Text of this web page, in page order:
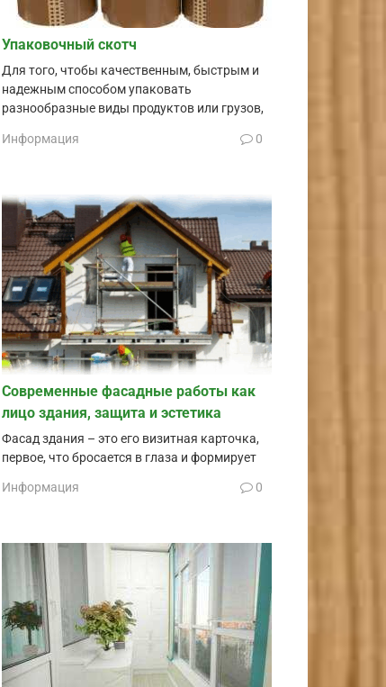
Упаковочный скотч
Для того, чтобы качественным, быстрым и
надежным способом упаковать
разнообразные виды продуктов или грузов,
Информация 0
Современные фасадные работы как
лицо здания, защита и эстетика
Фасад здания – это его визитная карточка,
первое, что бросается в глаза и формирует
Информация 0